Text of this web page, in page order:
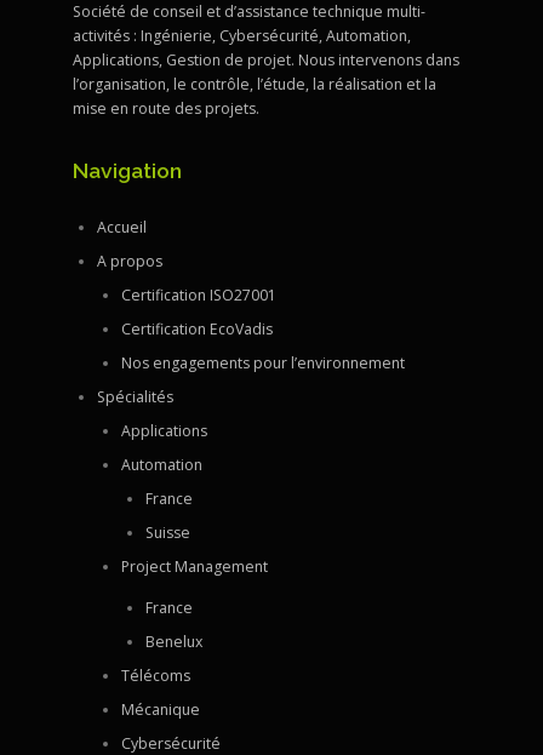
Société de conseil et d’assistance technique multi-
activités : Ingénierie, Cybersécurité, Automation,
Applications, Gestion de projet. Nous intervenons dans
l’organisation, le contrôle, l’étude, la réalisation et la
mise en route des projets.
Navigation
Accueil
A propos
Certification ISO27001
Certification EcoVadis
Nos engagements pour l’environnement
Spécialités
Applications
Automation
France
Suisse
Project Management
France
Benelux
Télécoms
Mécanique
Cybersécurité